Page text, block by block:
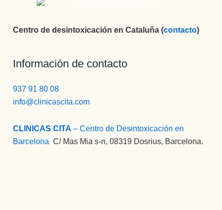
Centro de desintoxicación en Cataluña (contacto)
Información de contacto
937 91 80 08
info@clinicascita.com
CLINICAS CITA – Centro de Desintoxicación en
Barcelona :C/ Mas Mia s-n, 08319 Dosrius, Barcelona.